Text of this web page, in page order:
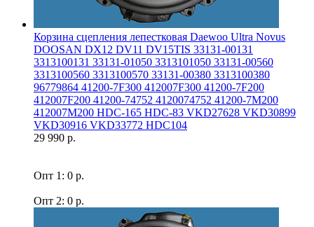
Корзина сцепления лепестковая Daewoo Ultra Novus
DOOSAN DX12 DV11 DV15TIS 33131-00131
3313100131 33131-01050 3313101050 33131-00560
3313100560 3313100570 33131-00380 3313100380
96779864 41200-7F300 412007F300 41200-7F200
412007F200 41200-74752 4120074752 41200-7M200
412007M200 HDC-165 HDC-83 VKD27628 VKD30899
VKD30916 VKD33772 HDC104
29 990 р.
Опт 1: 0 р.
Опт 2: 0 р.